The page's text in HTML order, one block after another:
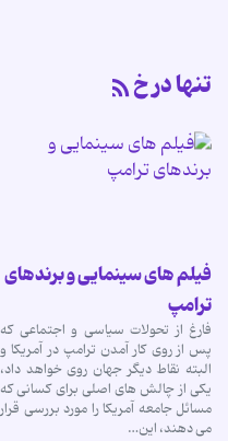
تنها در خ
فیلم های سینمایی و برندهای
ترامپ
فارغ از تحولات سیاسی و اجتماعی که
پس از روی کار آمدن ترامپ در آمریکا و
البته نقاط دیگر جهان روی خواهد داد،
یکی از چالش های اصلی برای کسانی که
مسائل جامعه آمریکا را مورد بررسی قرار
می دهند، این…